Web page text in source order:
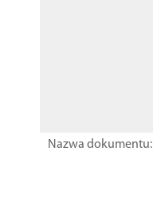
Nazwa dokumentu: